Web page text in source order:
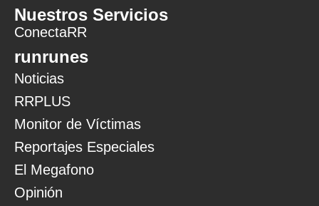
Nuestros Servicios
ConectaRR
runrunes
Noticias
RRPLUS
Monitor de Víctimas
Reportajes Especiales
El Megafono
Opinión